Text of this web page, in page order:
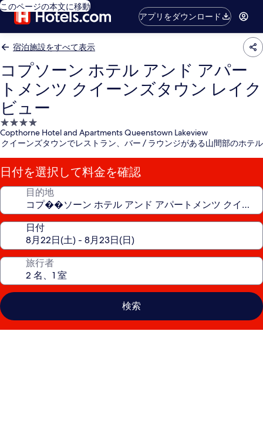
このページの本文に移動
アプリをダウンロード
宿泊施設をすべて表示
コプソーン ホテル アンド アパー
トメンツ クイーンズタウン レイク
ビュー
4.0
つ
星
宿
泊
施
Copthorne Hotel and Apartments Queenstown Lakeview
クイーンズタウンでレストラン、バー / ラウンジがある山間部のホテル
日付を選択して料金を確認
目的地
日付
旅行者
検索